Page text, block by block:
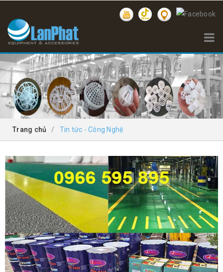
TIN TỨC - CÔNG NGHỆ
Trang chủ / Tin tức - Công Nghệ